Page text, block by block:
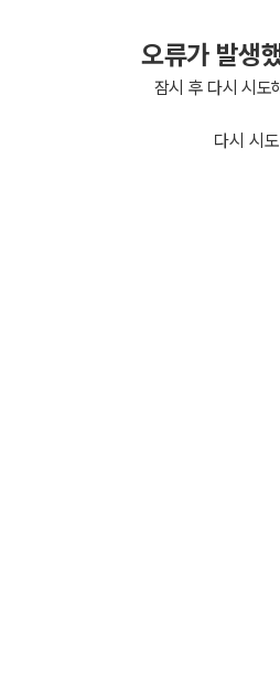
오류가 발생
잠시 후 다시 시도
다시 시도